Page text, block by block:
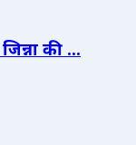
की ...